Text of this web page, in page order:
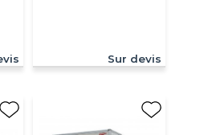
Sur devis